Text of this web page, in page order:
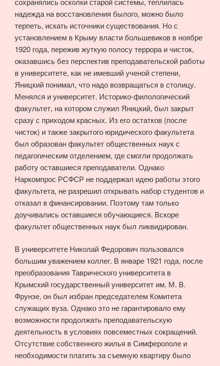
надежда на восстановления былого, можно было
терпеть, искать источники существования. Но с
установлением в Крыму власти большевиков в ноябре
1920 года, пережив жуткую полосу террора и чисток,
оказавшись без перспектив преподавательской работы
в университете, как не имевший ученой степени,
Яницкий понимал, что надо возвращаться в столицу.
Менялся и университет. Историко-филологический
факультет, на котором служил Яницкий, был закрыт
сразу с приходом красных. Из его остатков (после
чисток) и также закрытого юридического факультета
был образован факультет общественных наук с
педагогическим отделением, где смогли продолжать
работу оставшиеся преподаватели. Однако
Наркомпрос РСФСР не поддержал идею работы этого
факультета, не разрешил открывать набор студентов и
отказал в финансировании. Поэтому там только
доучивались оставшиеся обучающиеся. Вскоре
факультет общественных наук был ликвидирован.
В университете Николай Федорович пользовался
большим уважением коллег. В январе 1921 года, после
преобразования Таврического университета в
Крымский государственный университет им. М. В.
Фрунзе, он был избран председателем Комитета
служащих вуза. Однако это не гарантировало ему
возможности продолжать преподавательскую
деятельность в условиях повсеместных сокращений.
Отсутствие собственного жилья в Симферополе и
необходимости платить за съемную квартиру было